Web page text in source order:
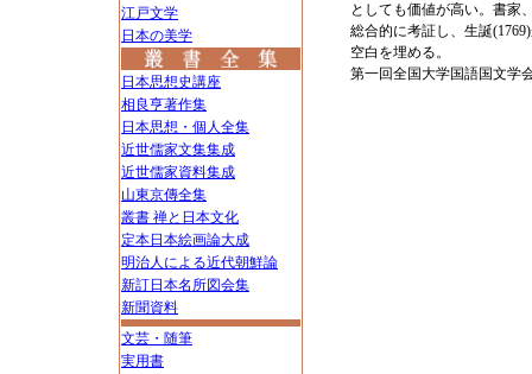
江戸文学
日本の美学
日本思想史講座
相良亨著作集
日本思想・個人全集
近世儒家文集集成
近世儒家資料集成
山東京傳全集
叢書 禅と日本文化
定本日本絵画論大成
明治人による近代朝鮮論
新訂日本名所図会集
新聞資料
文芸・随筆
実用書
としても価値が高い。書家
総合的に考証し、生誕
空白を埋める。
第一回全国大学国語国文学